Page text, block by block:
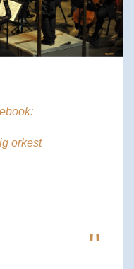
orkest
"